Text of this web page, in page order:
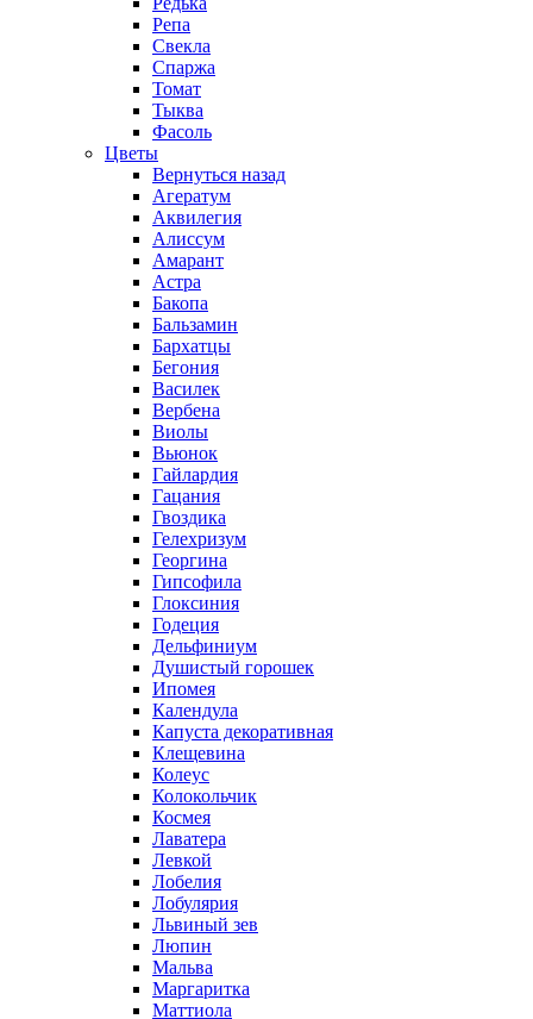
Репа
Свекла
Спаржа
Томат
Тыква
Фасоль
Цветы
Вернуться назад
Агератум
Аквилегия
Алиссум
Амарант
Астра
Бакопа
Бальзамин
Бархатцы
Бегония
Василек
Вербена
Виолы
Вьюнок
Гайлардия
Гацания
Гвоздика
Гелехризум
Георгина
Гипсофила
Глоксиния
Годеция
Дельфиниум
Душистый горошек
Ипомея
Календула
Капуста декоративная
Клещевина
Колеус
Колокольчик
Космея
Лаватера
Левкой
Лобелия
Лобулярия
Львиный зев
Люпин
Мальва
Маргаритка
Маттиола